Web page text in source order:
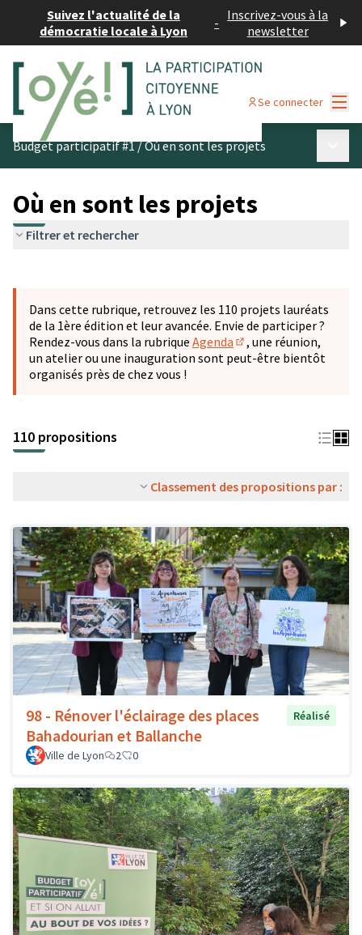
Suivez l'actualité de la
démocratie locale à Lyon
- Inscrivez-vous à la
newsletter
Se connecter
Budget participatif #1/Où en sont les projets
Où en sont les projets
Filtrer et rechercher
−
Dans cette rubrique, retrouvez les 110 projets lauréats
de la 1ère édition et leur avancée. Envie de participer ?
Rendez-vous dans la rubrique Agenda
(S'ouvre dans un
, une réunion,
un atelier ou une inauguration sont peut-être bientôt
organisés près de chez vous !
110 propositions
Classement des propositions par :
98 - Rénover l'éclairage des places
Bahadourian et Ballanche
Réalisé
Ville de Lyon 2 0